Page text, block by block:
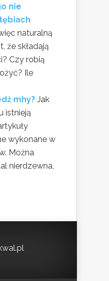
nie
naturalną
że składają
Czy robią
Ile
mhy? Jak
istnieją
wykonane w
Można
nierdzewna,